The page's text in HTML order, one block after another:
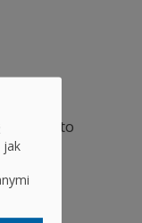
jak to
jak